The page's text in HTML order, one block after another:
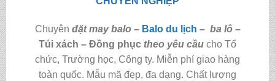
Chuyên đặt may balo– Balo du lịch – ba lô –
Túi xách – Đồng phục theo yêu cầu cho Tổ
chức, Trường học, Công ty. Miễn phí giao hàng
toàn quốc. Mẫu mã đẹp, đa dạng. Chất lượng